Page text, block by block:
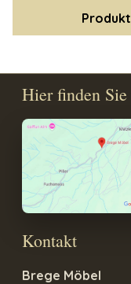
Hier finden Sie
Kontakt
Brege Möbel